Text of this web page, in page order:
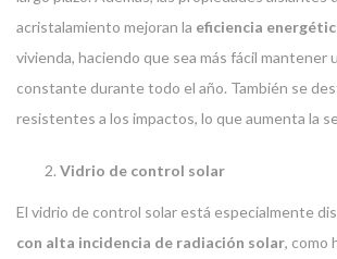
acristalamiento mejoran la eficiencia
vivienda, haciendo que sea más fácil mantener
constante durante todo el año. También se
resistentes a los impactos, lo que aumenta la
Vidrio de control solar
El vidrio de control solar está especialmente
con alta incidencia de radiación solar, como